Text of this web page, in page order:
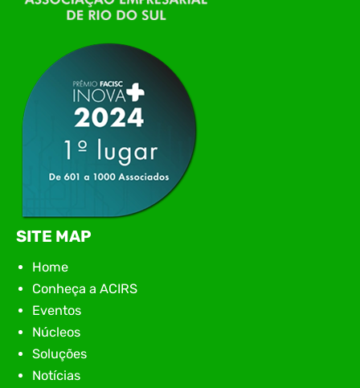
tecnologia da região para uma noite de
apresentação de novas iniciativas para o setor. O
encontro aconteceu em Rio…
SITE MAP
Home
Conheça a ACIRS
Eventos
Núcleos
Soluções
Notícias